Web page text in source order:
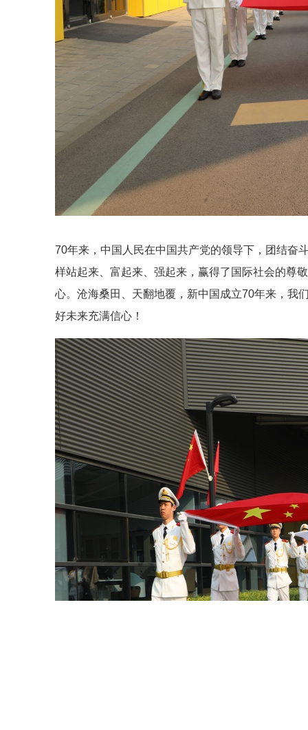
70年来，中国人民在中国共产党的领导下，团结奋
样站起来、富起来、强起来，赢得了国际社会的尊
心。沧海桑田、天翻地覆，新中国成立70年来，我
好未来充满信心！